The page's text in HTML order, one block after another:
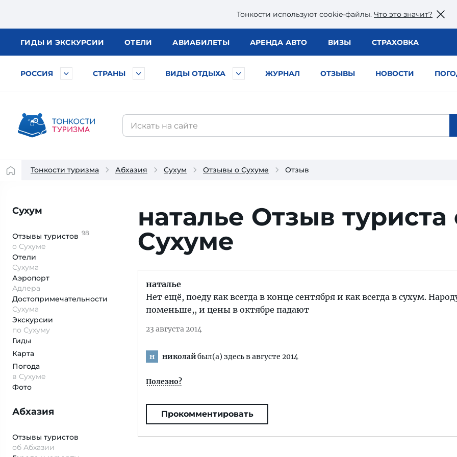
Тонкости используют сookie-файлы. Что это значит?
ГИДЫ И ЭКСКУРСИИ ОТЕЛИ АВИАБИЛЕТЫ АРЕНДА АВТО ВИЗЫ СТРАХОВКА
РОССИЯ СТРАНЫ ВИДЫ ОТДЫХА ЖУРНАЛ ОТЗЫВЫ НОВОСТИ
Тонкости туризма Абхазия Сухум Отзывы о Сухуме Отзыв
Сухум
Отзывы туристов 98
о Сухуме
Отели
Сухума
Аэропорт
Адлера
Достопримеча­тельности
Сухума
Экскурсии
по Сухуму
Гиды
Карта
Погода
в Сухуме
Фото
Абхазия
Отзывы туристов
об Абхазии
наталье Отзыв туриста
Сухуме
наталье
Нет ещё, поеду как всегда в конце сентября и как всегда в сухум.
поменьше,, и цены в октябре падают
23 августа 2014
н николайбыл(а) здесь в августе 2014
Полезно?
Прокомментировать